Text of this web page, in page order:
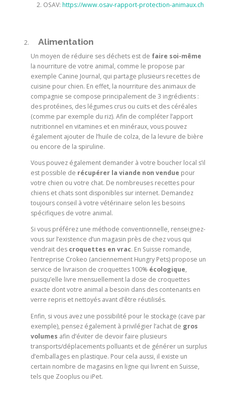
OSAV: https://www.osav-rapport-protection-animaux.ch
Alimentation
Un moyen de réduire ses déchets est de faire soi-même
la nourriture de votre animal, comme le propose par
exemple Canine Journal, qui partage plusieurs recettes de
cuisine pour chien. En effet, la nourriture des animaux de
compagnie se compose principalement de 3 ingrédients :
des protéines, des légumes crus ou cuits et des céréales
(comme par exemple du riz). Afin de compléter l’apport
nutritionnel en vitamines et en minéraux, vous pouvez
également ajouter de l’huile de colza, de la levure de bière
ou encore de la spiruline.
Vous pouvez également demander à votre boucher local s’il
est possible de récupérer la viande non vendue pour
votre chien ou votre chat. De nombreuses recettes pour
chiens et chats sont disponibles sur internet. Demandez
toujours conseil à votre vétérinaire selon les besoins
spécifiques de votre animal.
Si vous préférez une méthode conventionnelle, renseignez-
vous sur l’existence d’un magasin près de chez vous qui
vendrait des croquettes en vrac. En Suisse romande,
l’entreprise Crokeo (anciennement Hungry Pets) propose un
service de livraison de croquettes 100% écologique,
puisqu’elle livre mensuellement la dose de croquettes
exacte dont votre animal a besoin dans des contenants en
verre repris et nettoyés avant d’être réutilisés.
Enfin, si vous avez une possibilité pour le stockage (cave par
exemple), pensez également à privilégier l’achat de gros
volumes afin d’éviter de devoir faire plusieurs
transports/déplacements polluants et de générer un surplus
d’emballages en plastique. Pour cela aussi, il existe un
certain nombre de magasins en ligne qui livrent en Suisse,
tels que Zooplusou iPet.